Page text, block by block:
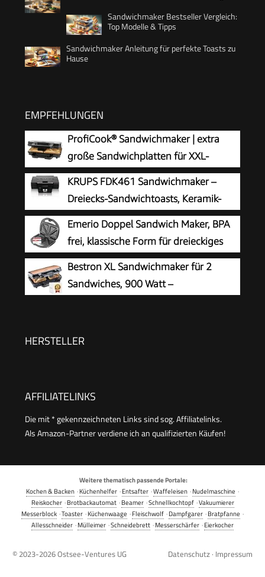
Sandwichmaker Bestseller Vergleich:
Top Modelle & Tipps
Sandwichmaker Anleitung für perfekte Toasts zu
Hause
EMPFEHLUNGEN
ProfiCook® Sandwichmaker | extra
große Sandwichplatten für XXL-
Toastscheiben | Antihaftbeschichtung |
kein Anbrennen | Toaster Sandwichtoaster |
Sandwich Maker | 900W | PC ST 1315
KRUPS FDK461 Sandwichmaker –
Dreiecks-Sandwichtoasts, Keramik-
Antihaftplatten, 850W, extra tiefe Form für
leckere Gourmet-Sandwiches, schnelles Erhitzen,
platzsparend, Standard, schwarz
Emerio Doppel Sandwich Maker, BPA
frei, klassische Form für dreieckiges
Sandwich, leicht zu reinigen,
Antihaftbeschichtung, heizt schnell auf, 750
Watt, Schwarz
Bestron XL Sandwichmaker für 2
Sandwiches, 900 Watt –
und Bereitschaftsanzeige, schnelle Zubereitung,
HERSTELLER
AFFILIATELINKS
Die mit * gekennzeichneten Links sind sog. Affiliatelinks.
Als Amazon-Partner verdiene ich an qualifizierten Käufen!
Weitere thematisch passende Portale:
Kochen & Backen ·Küchenhelfer ·Entsafter ·Waffeleisen ·Nudelmaschine ·
Reiskocher·Brotbackautomat·Beamer·Schnellkochtopf·Vakuumierer
Messerblock ·Toaster ·Küchenwaage ·Fleischwolf ·Dampfgarer ·Bratpfanne ·
Allesschneider ·Mülleimer ·Schneidebrett ·Messerschärfer ·Eierkocher
© 2023-2026Ostsee-Ventures UG Datenschutz · Impressum